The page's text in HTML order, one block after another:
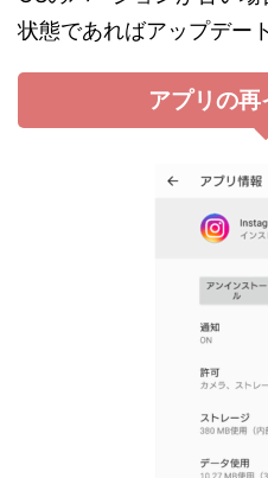
状態であればアップデー
アプリの